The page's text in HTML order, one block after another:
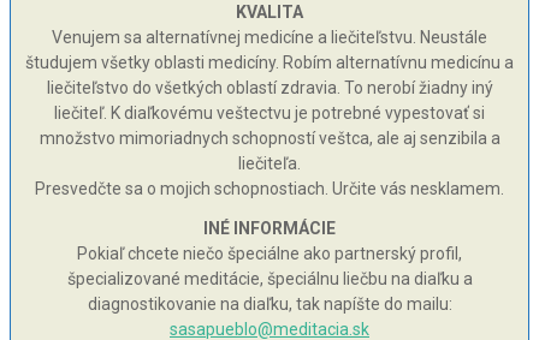
KVALITA
Venujem sa alternatívnej medicíne a liečiteľstvu. Neustále
študujem všetky oblasti medicíny. Robím alternatívnu medicínu a
liečiteľstvo do všetkých oblastí zdravia. To nerobí žiadny iný
liečiteľ. K diaľkovému veštectvu je potrebné vypestovať si
množstvo mimoriadnych schopností veštca, ale aj senzibila a
liečiteľa.
Presvedčte sa o mojich schopnostiach. Určite vás nesklamem.
INÉ INFORMÁCIE
Pokiaľ chcete niečo špeciálne ako partnerský profil,
špecializované meditácie, špeciálnu liečbu na diaľku a
diagnostikovanie na diaľku, tak napíšte do mailu:
sasapueblo@meditacia.sk